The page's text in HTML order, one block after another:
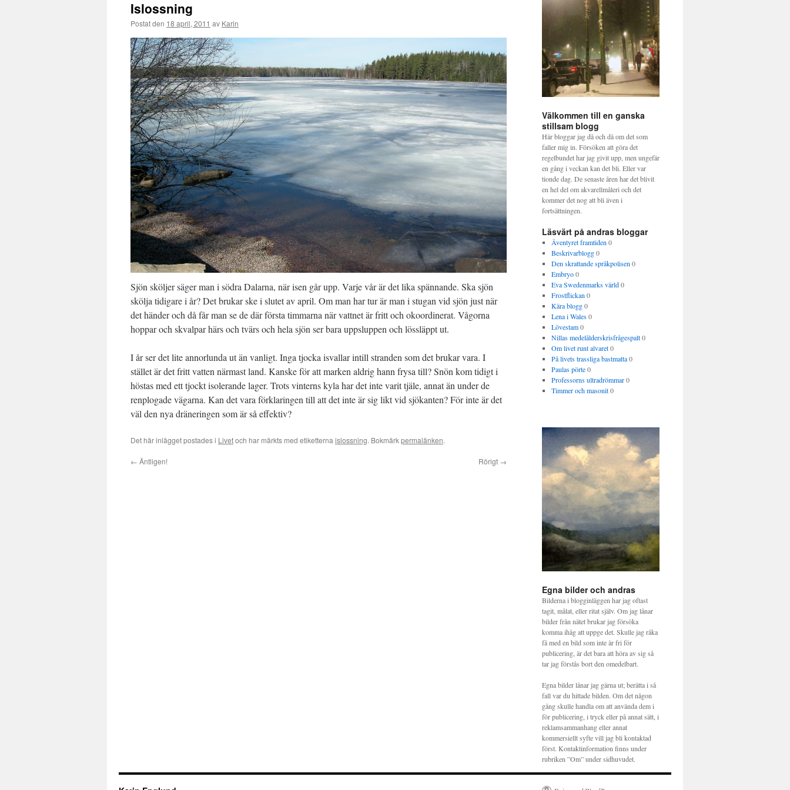
Islossning
Postat den 18 april, 2011 av Karin
Sjön sköljer säger man i södra Dalarna, när isen går upp. Varje vår är det lika spännande. Ska sjön
skölja tidigare i år? Det brukar ske i slutet av april. Om man har tur är man i stugan vid sjön just när
det händer och då får man se de där första timmarna när vattnet är fritt och okoordinerat. Vågorna
hoppar och skvalpar härs och tvärs och hela sjön ser bara uppsluppen och lössläppt ut.
I år ser det lite annorlunda ut än vanligt. Inga tjocka isvallar intill stranden som det brukar vara. I
stället är det fritt vatten närmast land. Kanske för att marken aldrig hann frysa till? Snön kom tidigt i
höstas med ett tjockt isolerande lager. Trots vinterns kyla har det inte varit tjäle, annat än under de
renplogade vägarna. Kan det vara förklaringen till att det inte är sig likt vid sjökanten? För inte är det
väl den nya dräneringen som är så effektiv?
Det här inlägget postades i Livetoch har märkts med etiketterna islossning. Bokmärkpermalänken.
← Äntligen! Rörigt →
Välkommen till en ganska
stillsam blogg
Här bloggar jag då och då om det som
faller mig in. Försöken att göra det
regelbundet har jag givit upp, men ungefär
en gång i veckan kan det bli. Eller var
tionde dag. De senaste åren har det blivit
en hel del om akvarellmåleri och det
kommer det nog att bli även i
fortsättningen.
Läsvärt på andras bloggar
Äventyret framtiden 0
Beskrivarblogg0
Den skrattande språkpolisen 0
Embryo0
Eva Swedenmarks värld0
Frostflickan 0
Kära blogg0
Lena i Wales0
Lövestam0
Nillas medelålderskrisfrågespalt0
Om livet runt alvaret0
På livets trassliga bastmatta0
Paulas pörte0
Professorns ultradrömmar0
Timmer och masonit0
Egna bilder och andras
Bilderna i blogginläggen har jag oftast
tagit, målat, eller ritat själv. Om jag lånar
bilder från nätet brukar jag försöka
komma ihåg att uppge det. Skulle jag råka
få med en bild som inte är fri för
publicering, är det bara att höra av sig så
tar jag förstås bort den omedelbart.
Egna bilder lånar jag gärna ut; berätta i så
fall var du hittade bilden. Om det någon
gång skulle handla om att använda dem i
för publicering, i tryck eller på annat sätt, i
reklamsammanhang eller annat
kommersiellt syfte vill jag bli kontaktad
först. Kontaktinformation finns under
rubriken ”Om” under sidhuvudet.